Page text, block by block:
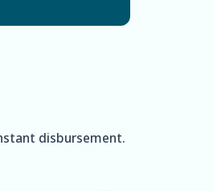
disbursement.